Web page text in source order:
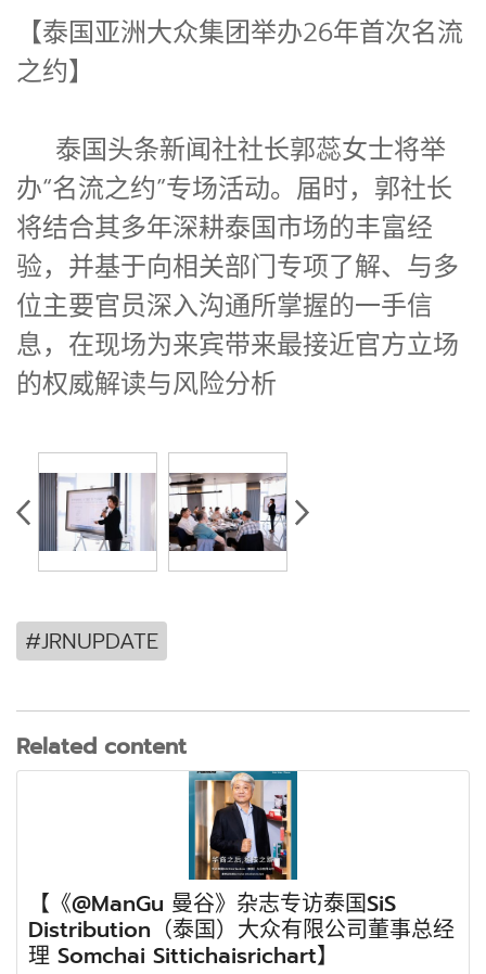
【泰国亚洲大众集团举办26年首次名流
之约】
泰国头条新闻社社长郭蕊女士将举
办“名流之约”专场活动。届时，郭社长
将结合其多年深耕泰国市场的丰富经
验，并基于向相关部门专项了解、与多
位主要官员深入沟通所掌握的一手信
息，在现场为来宾带来最接近官方立场
的权威解读与风险分析
#JRNUPDATE
Related content
【《@ManGu 曼谷》杂志专访泰国SiS
Distribution（泰国）大众有限公司董事总经
理 Somchai Sittichaisrichart】